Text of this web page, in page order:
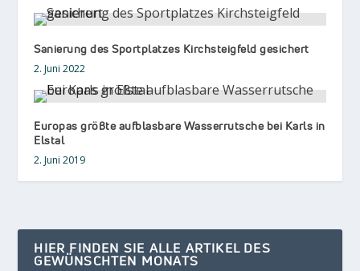
Sanierung des Sportplatzes Kirchsteigfeld gesichert
2. Juni 2022
Europas größte aufblasbare Wasserrutsche bei Karls in
Elstal
2. Juni 2019
HIER FINDEN SIE ALLE ARTIKEL DES
GEWÜNSCHTEN MONATS